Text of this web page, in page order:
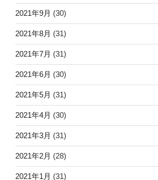
2021年9月 (30)
2021年8月 (31)
2021年7月 (31)
2021年6月 (30)
2021年5月 (31)
2021年4月 (30)
2021年3月 (31)
2021年2月 (28)
2021年1月 (31)